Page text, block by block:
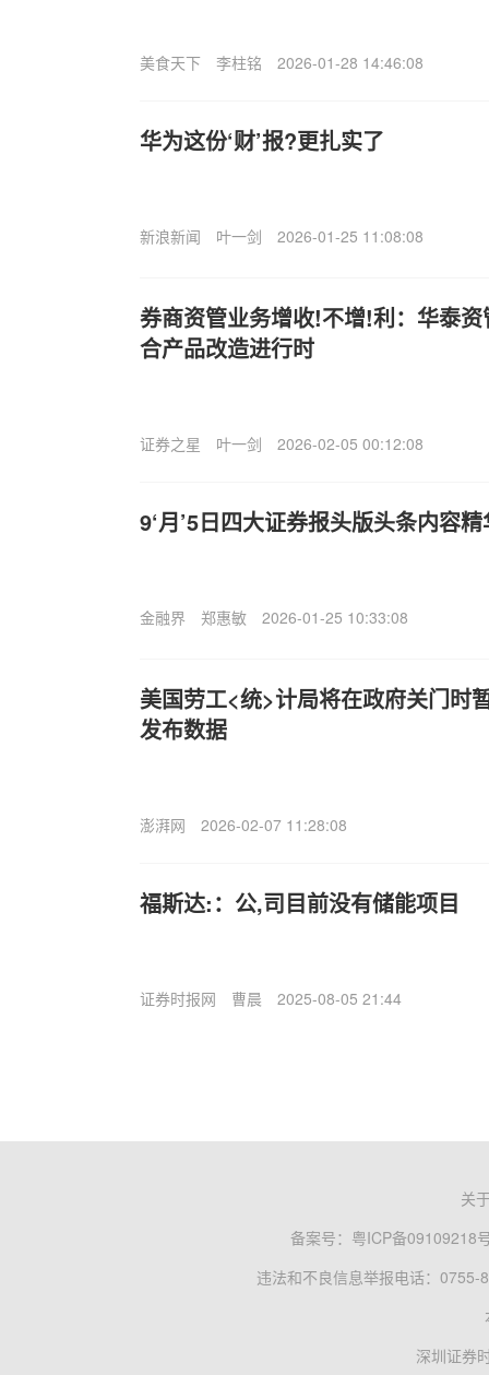
美食天下 李柱铭 2026-01-28 14:46:08
华为这份‘财’报?更扎实了
新浪新闻 叶一剑 2026-01-25 11:08:08
券商资管业务增收!不增!利：华泰
合产品改造进行时
证券之星 叶一剑 2026-02-05 00:12:08
9‘月’5日四大证券报头版头条内容
金融界 郑惠敏 2026-01-25 10:33:08
美国劳工<统>计局将在政府关门时
发布数据
澎湃网 2026-02-07 11:28:08
福斯达:：公,司目前没有储能项目
证券时报网 曹晨 2025-08-05 21:44
关
备案号： 粤ICP备09109218
违法和不良信息举报电话：0755-
深圳证券